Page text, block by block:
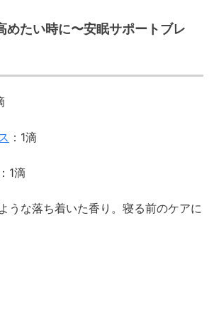
たい時に〜安眠サポートブレ
：1滴
：1滴
うな落ち着いた香り。寝る前のケアに